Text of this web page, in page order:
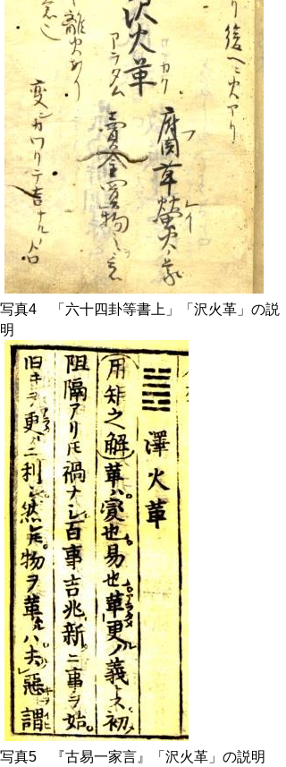
写真4 「六十四卦等書上」「沢火革」の説
明
写真5 『古易一家言』「沢火革」の説明